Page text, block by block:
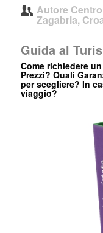
Autore
Zagabria,
Guida al
Come richiedere
Prezzi? Quali
per scegliere? In
viaggio?